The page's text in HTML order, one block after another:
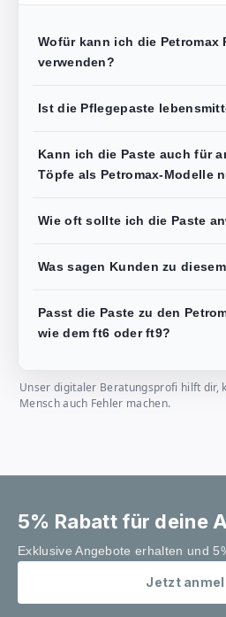
Wofür kann ich die Petromax
verwenden?
Ist die Pflegepaste
Kann ich die Paste auch für
Töpfe als Petromax-Modelle
Wie oft sollte ich die Paste
Was sagen Kunden zu
Passt die Paste zu den
wie dem ft6 oder ft9?
Unser digitaler Beratungsprofi hilft dir,
Mensch auch Fehler machen.
5% Rabatt für deine
Exklusive Angebote erhalten und
Jetzt